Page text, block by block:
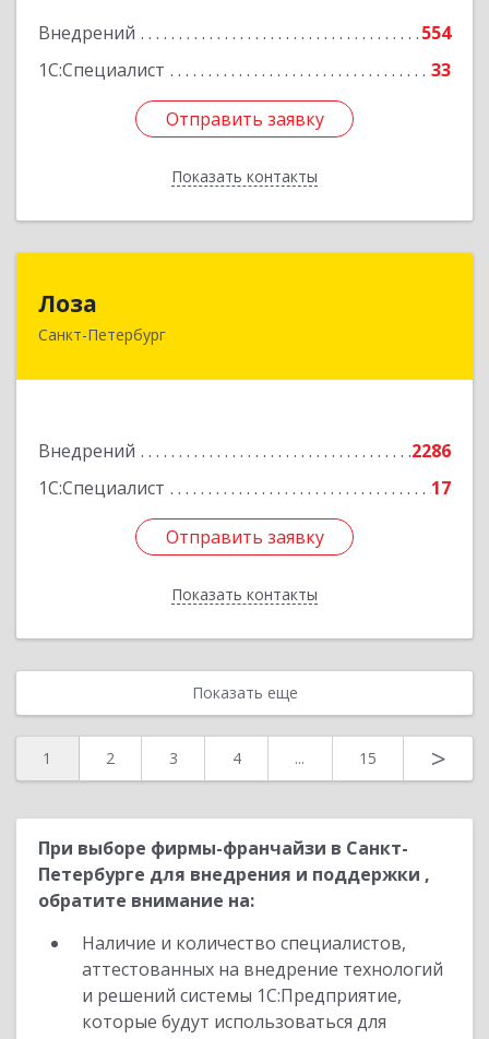
Внедрений
554
1С:Специалист
33
Отправить заявку
Показать контакты
Отправить заявку
Назад
Лоза
Санкт-Петербург
Внедрений
2286
1С:Специалист
17
Отправить заявку
Показать контакты
194044, Санкт-Петербург г, Выборгская наб,
Отправить заявку
Назад
Показать еще
1 2 3 4 ... 15 >
При выборе фирмы-франчайзи в Санкт-
Петербурге для внедрения и поддержки ,
обратите внимание на:
Наличие и количество специалистов,
аттестованных на внедрение технологий
и решений системы 1С:Предприятие,
которые будут использоваться для